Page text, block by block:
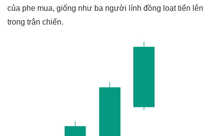
của phe mua, giống như ba người lính đồng loạt tiến lên
trong trận chiến.